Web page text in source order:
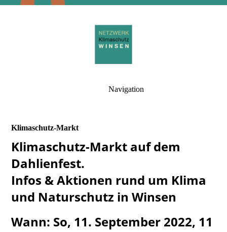
Navigation
Klimaschutz-Markt
Klimaschutz-Markt auf dem
Dahlienfest.
Infos & Aktionen rund um Klima
und Naturschutz in Winsen
Wann: So, 11. September 2022, 11